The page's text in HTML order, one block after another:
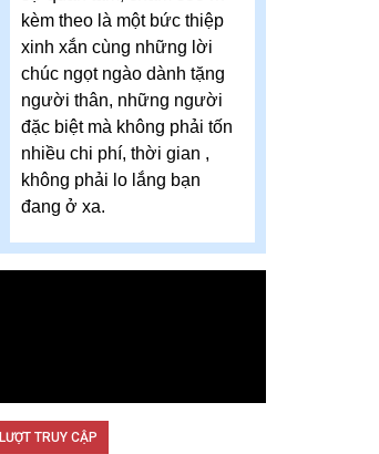
kèm theo là một bức thiệp
xinh xắn cùng những lời
chúc ngọt ngào dành tặng
người thân, những người
đặc biệt mà không phải tốn
nhiều chi phí, thời gian ,
không phải lo lắng bạn
đang ở xa.
LƯỢT TRUY CẬP